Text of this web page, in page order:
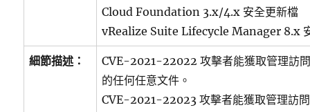
Cloud Foundation 3.x/4.x 安全更新檔
vRealize Suite Lifecycle Manager 8.x
細節描述：
CVE-2021-22022 攻擊者能獲取管理訪
的任何任意文件。
CVE-2021-22023 攻擊者能獲取管理訪